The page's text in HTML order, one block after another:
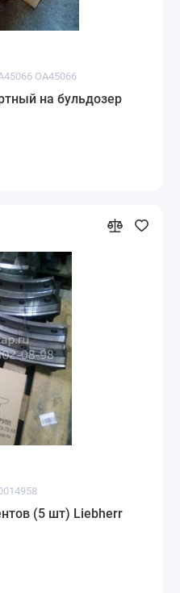
OA45066
на бульдозер
(5 шт) Liebherr